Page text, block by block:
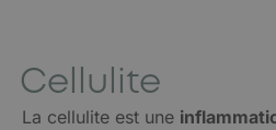
Cellulite
La cellulite est une